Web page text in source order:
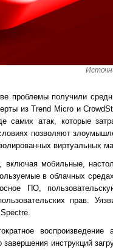
проблемы получили
из Trend Micro и
самих атак, которые
позволяют
виртуальных
мобильные,
в облачных
ПО,
прав.
инструкций